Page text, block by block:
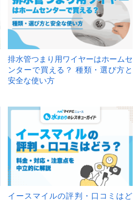
排水管つまり用ワイヤーはホームセ
ンターで買える？ 種類・選び方と
安全な使い方
イースマイルの評判・口コミはど